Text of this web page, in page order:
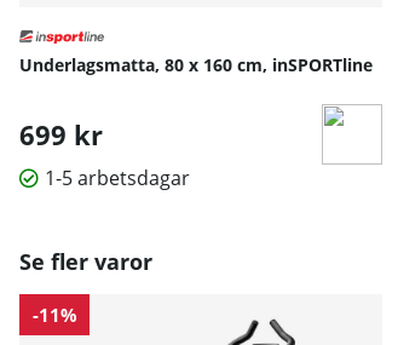
Underlagsmatta, 80 x 160 cm, inSPORTline
699 kr
1-5 arbetsdagar
Se fler varor
-11%